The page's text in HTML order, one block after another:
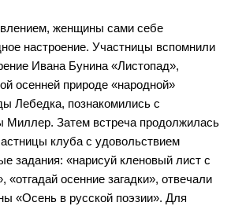
сельская библиотека №9
сельская библиотека №10
сельская библиотека №12
д. Евсино №36
сельская библиотека №11
сельская библиотека №13
качества деятельности
женщины сами себе
настроение. Участницы вспомнили
Ивана Бунина «Листопад»,
осенней природе «народной»
Лебедка, познакомились с
Миллер. Затем встреча продолжилась
клуба с удовольствием
задания: «нарисуй кленовый лист с
«отгадай осенние загадки», отвечали
«Осень в русской поэзии». Для